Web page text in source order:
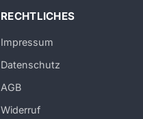
RECHTLICHES
Impressum
Datenschutz
AGB
Widerruf